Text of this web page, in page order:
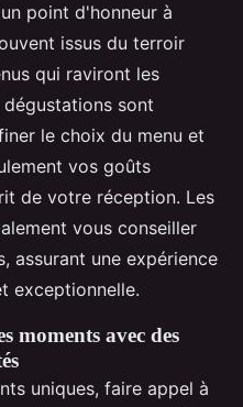
point d'honneur à
issus du terroir
qui raviront les
sont
le choix du menu et
vos goûts
de votre réception. Les
vous conseiller
assurant une expérience
exceptionnelle.
moments avec des
uniques, faire appel à